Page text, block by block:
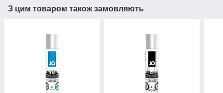
З цим товаром також замовляють